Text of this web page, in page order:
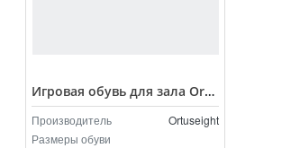
Игровая обувь для зала Ortuseight Jogosala Volta V3 арт.11020748
Производитель
Ortuseight
Размеры обуви